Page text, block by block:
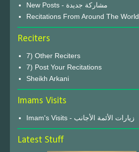
New Posts - مشاركة جديدة
Recitations From Around The World
Reciters
7) Other Reciters
7) Post Your Recitations
Sheikh Arkani
Imams Visits
Imam's Visits - زيارات الأئمة الأجانب
Latest Stuff